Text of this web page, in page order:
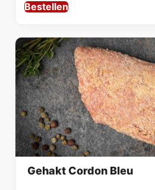
Bestellen
Gehakt Cordon Bleu